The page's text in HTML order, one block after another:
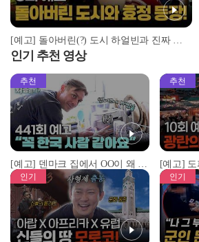
[예고] 돌아버린(?) 도시 하얼빈과 진짜 돌아버릴 것 같은..(?) 막내 효정이 등장😱
인기 추천 영상
추천
[예고] 덴마크 집에서 OO이 왜 나와...? 이상할 정도로 한국을 사랑하는 우리 형을 제보합니다!
추천
인기 인기